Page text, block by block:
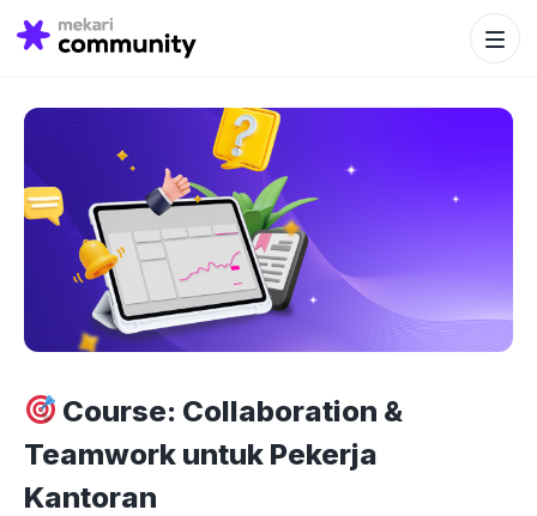
Search
for:
Search
Course: Collaboration &
Teamwork untuk Pekerja
Kantoran